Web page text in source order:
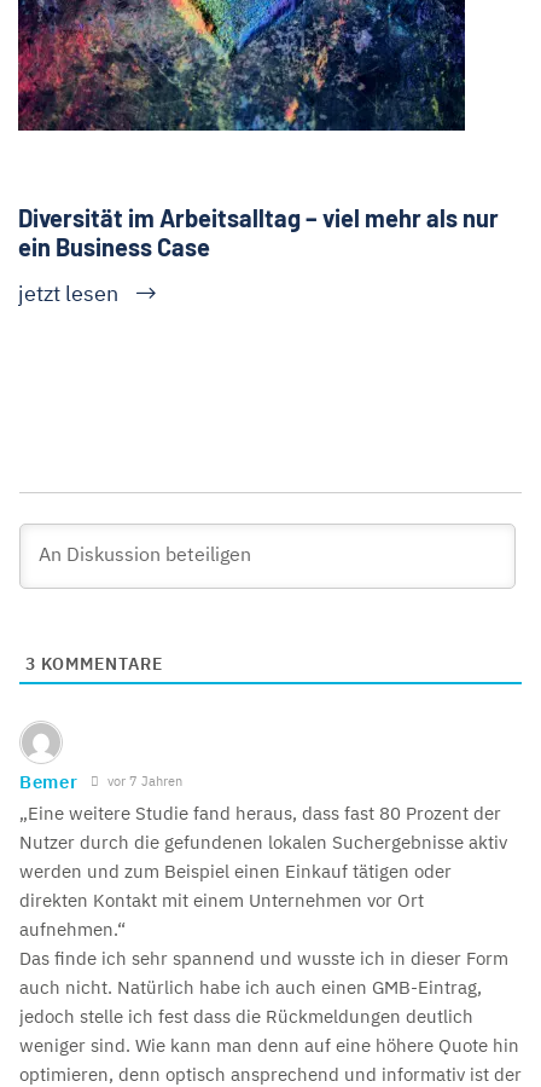
Diversität im Arbeitsalltag – viel mehr als nur
ein Business Case
jetzt lesen
3 KOMMENTARE
Bemer vor 7 Jahren
„Eine weitere Studie fand heraus, dass fast 80 Prozent der
Nutzer durch die gefundenen lokalen Suchergebnisse aktiv
werden und zum Beispiel einen Einkauf tätigen oder
direkten Kontakt mit einem Unternehmen vor Ort
aufnehmen.“
Das finde ich sehr spannend und wusste ich in dieser Form
auch nicht. Natürlich habe ich auch einen GMB-Eintrag,
jedoch stelle ich fest dass die Rückmeldungen deutlich
weniger sind. Wie kann man denn auf eine höhere Quote hin
optimieren, denn optisch ansprechend und informativ ist der